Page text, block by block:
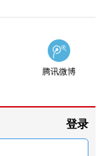
腾讯微博
登录